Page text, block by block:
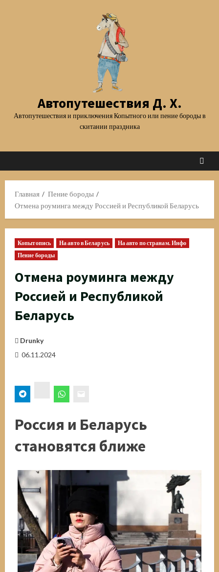
Автопутешествия Д. Х.
Автопутешествия и приключения Копытного или пение бороды в
скитании праздника
Главная
Пение бороды
Отмена роуминга между Россией и Республикой Беларусь
Копытопись На авто в Беларусь
На авто по странам. Инфо
Пение бороды
Отмена роуминга между
Россией и Республикой
Беларусь
Drunky
06.11.2024
Россия и Беларусь
становятся ближе